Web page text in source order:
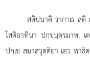
สติปนาติวากาเร ส
โสติอาทินา ปกฺขนฺตรมาห.
ปกฺเข สมาสวุตฺติยา เอว พา